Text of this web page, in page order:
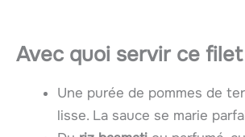
Avec quoi servir ce
Une purée de pommes de
lisse. La sauce se marie